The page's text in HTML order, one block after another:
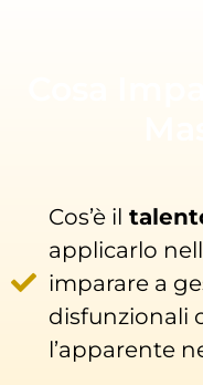
Cos’è il
applicarlo
imparare a
disfunzionali
l’apparente